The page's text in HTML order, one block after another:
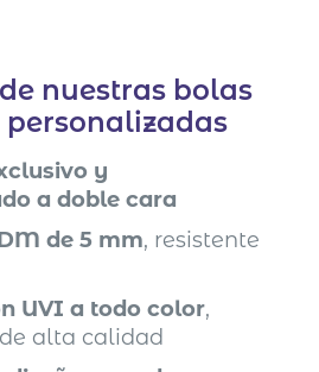
nuestras bolas
personalizadas
y
a doble cara
de 5 mm, resistente
UVI a todo color,
alta calidad